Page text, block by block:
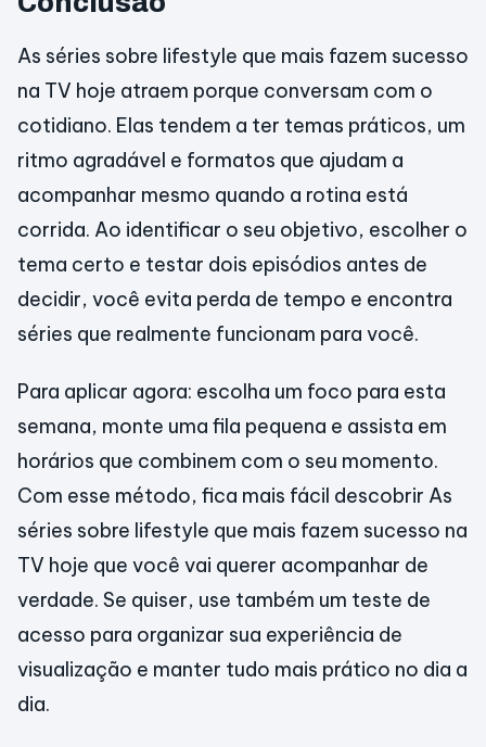
As séries sobre lifestyle que mais fazem sucesso
na TV hoje atraem porque conversam com o
cotidiano. Elas tendem a ter temas práticos, um
ritmo agradável e formatos que ajudam a
acompanhar mesmo quando a rotina está
corrida. Ao identificar o seu objetivo, escolher o
tema certo e testar dois episódios antes de
decidir, você evita perda de tempo e encontra
séries que realmente funcionam para você.
Para aplicar agora: escolha um foco para esta
semana, monte uma fila pequena e assista em
horários que combinem com o seu momento.
Com esse método, fica mais fácil descobrir As
séries sobre lifestyle que mais fazem sucesso na
TV hoje que você vai querer acompanhar de
verdade. Se quiser, use também um teste de
acesso para organizar sua experiência de
visualização e manter tudo mais prático no dia a
dia.